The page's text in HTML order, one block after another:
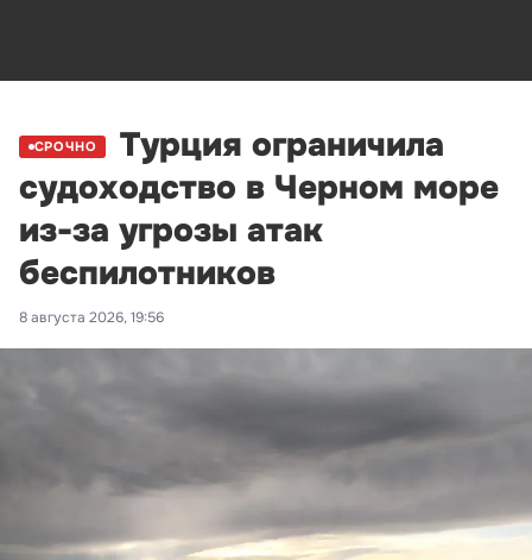
СРОЧНО
Турция ограничила
судоходство в Черном море
из-за угрозы атак
беспилотников
8 августа 2026, 19:56